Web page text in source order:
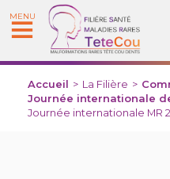
MENU
Accueil > La Filière >
Journée internationale
Journée internationale MR